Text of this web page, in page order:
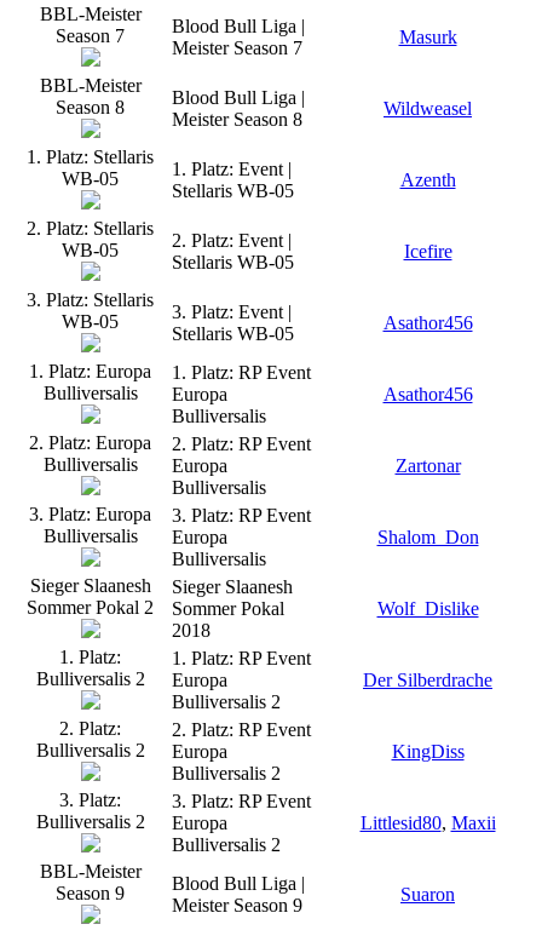
BBL-Meister
Season 7
Blood Bull Liga |
Meister Season 7
Masurk
BBL-Meister
Season 8
Blood Bull Liga |
Meister Season 8
Wildweasel
1. Platz: Stellaris
WB-05
1. Platz: Event |
Stellaris WB-05
Azenth
2. Platz: Stellaris
WB-05
2. Platz: Event |
Stellaris WB-05
Icefire
3. Platz: Stellaris
WB-05
3. Platz: Event |
Stellaris WB-05
Asathor456
1. Platz: Europa
Bulliversalis
1. Platz: RP Event
Europa
Bulliversalis
Asathor456
2. Platz: Europa
Bulliversalis
2. Platz: RP Event
Europa
Bulliversalis
Zartonar
3. Platz: Europa
Bulliversalis
3. Platz: RP Event
Europa
Bulliversalis
Shalom_Don
Sieger Slaanesh
Sommer Pokal 2
Sieger Slaanesh
Sommer Pokal
2018
Wolf_Dislike
1. Platz:
Bulliversalis 2
1. Platz: RP Event
Europa
Bulliversalis 2
Der Silberdrache
2. Platz:
Bulliversalis 2
2. Platz: RP Event
Europa
Bulliversalis 2
KingDiss
3. Platz:
Bulliversalis 2
3. Platz: RP Event
Europa
Bulliversalis 2
Littlesid80, Maxii
BBL-Meister
Season 9
Blood Bull Liga |
Meister Season 9
Suaron